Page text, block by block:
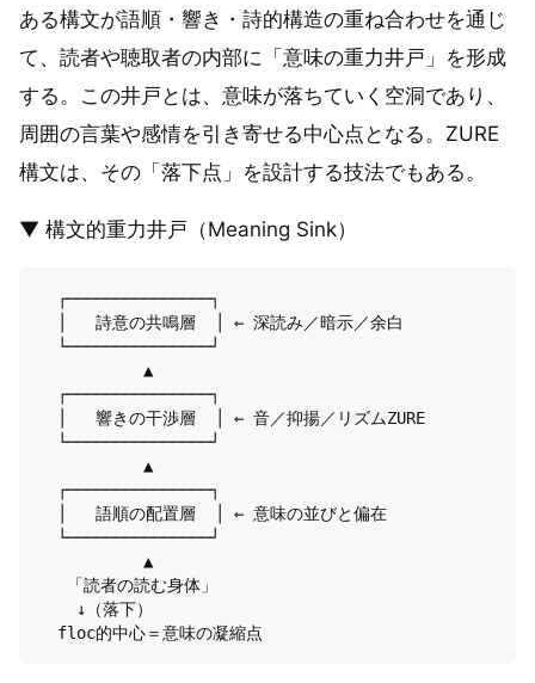
ある構文が語順・響き・詩的構造の重ね合わせを通じ
て、読者や聴取者の内部に「意味の重力井戸」を形成
する。この井戸とは、意味が落ちていく空洞であり、
周囲の言葉や感情を引き寄せる中心点となる。ZURE
構文は、その「落下点」を設計する技法でもある。
▼ 構文的重力井戸（Meaning Sink）
  ┌───────────────┐
  │   詩意の共鳴層  │ ← 深読み／暗示／余白
  └───────────────┘
           ▲
  ┌───────────────┐
  │   響きの干渉層  │ ← 音／抑揚／リズムZURE
  └───────────────┘
           ▲
  ┌───────────────┐
  │   語順の配置層  │ ← 意味の並びと偏在
  └───────────────┘
           ▲
   「読者の読む身体」
    ↓（落下）